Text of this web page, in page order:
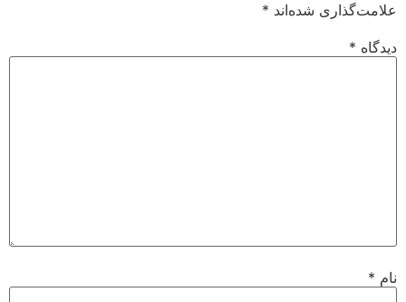
علامت‌گذاری شده‌اند *
دیدگاه *
نام *